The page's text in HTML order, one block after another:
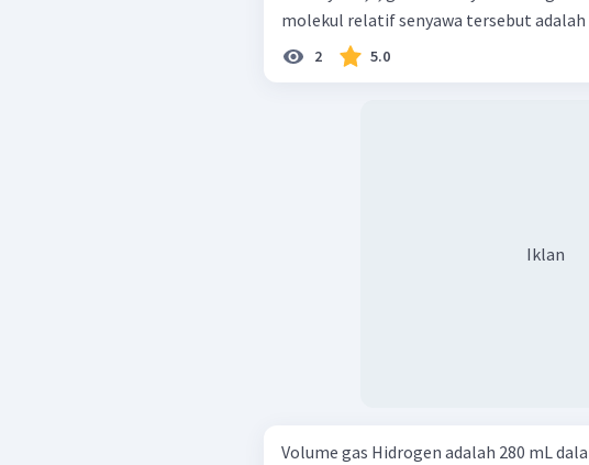
molekul relatif senyawa tersebut adalah
2 5.0
Iklan
Volume gas Hidrogen adalah 280 mL